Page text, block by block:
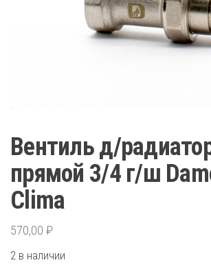
Вентиль д/
прямой 3/4 г/ш
Clima
570,00 ₽
2 в наличии